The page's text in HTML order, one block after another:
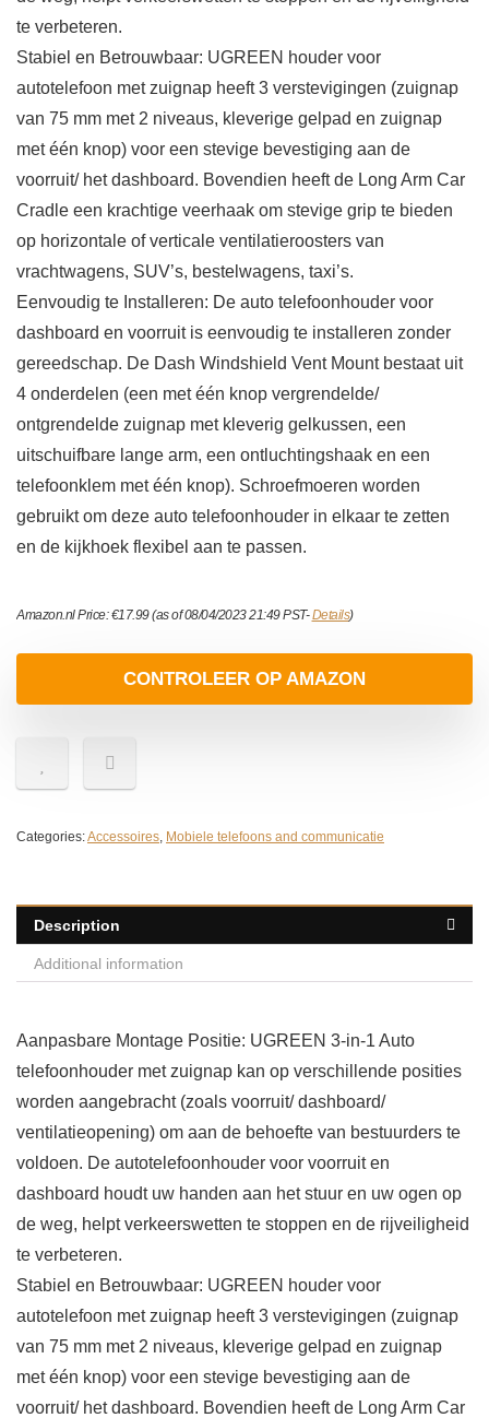
te verbeteren.
Stabiel en Betrouwbaar: UGREEN houder voor
autotelefoon met zuignap heeft 3 verstevigingen (zuignap
van 75 mm met 2 niveaus, kleverige gelpad en zuignap
met één knop) voor een stevige bevestiging aan de
voorruit/ het dashboard. Bovendien heeft de Long Arm Car
Cradle een krachtige veerhaak om stevige grip te bieden
op horizontale of verticale ventilatieroosters van
vrachtwagens, SUV’s, bestelwagens, taxi’s.
Eenvoudig te Installeren: De auto telefoonhouder voor
dashboard en voorruit is eenvoudig te installeren zonder
gereedschap. De Dash Windshield Vent Mount bestaat uit
4 onderdelen (een met één knop vergrendelde/
ontgrendelde zuignap met kleverig gelkussen, een
uitschuifbare lange arm, een ontluchtingshaak en een
telefoonklem met één knop). Schroefmoeren worden
gebruikt om deze auto telefoonhouder in elkaar te zetten
en de kijkhoek flexibel aan te passen.
Amazon.nl Price:€17.99(as of 08/04/2023 21:49 PST-Details)
CONTROLEER OP AMAZON
Categories:Accessoires, Mobiele telefoons and communicatie
Description
Additional information
Aanpasbare Montage Positie: UGREEN 3-in-1 Auto
telefoonhouder met zuignap kan op verschillende posities
worden aangebracht (zoals voorruit/ dashboard/
ventilatieopening) om aan de behoefte van bestuurders te
voldoen. De autotelefoonhouder voor voorruit en
dashboard houdt uw handen aan het stuur en uw ogen op
de weg, helpt verkeerswetten te stoppen en de rijveiligheid
te verbeteren.
Stabiel en Betrouwbaar: UGREEN houder voor
autotelefoon met zuignap heeft 3 verstevigingen (zuignap
van 75 mm met 2 niveaus, kleverige gelpad en zuignap
met één knop) voor een stevige bevestiging aan de
voorruit/ het dashboard. Bovendien heeft de Long Arm Car